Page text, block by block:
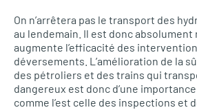
On n’arrêtera pas le transport des
au lendemain. Il est donc absolument
augmente l’efficacité des
déversements. L’amélioration de la
des pétroliers et des trains qui
dangereux est donc d’une
comme l’est celle des inspections et